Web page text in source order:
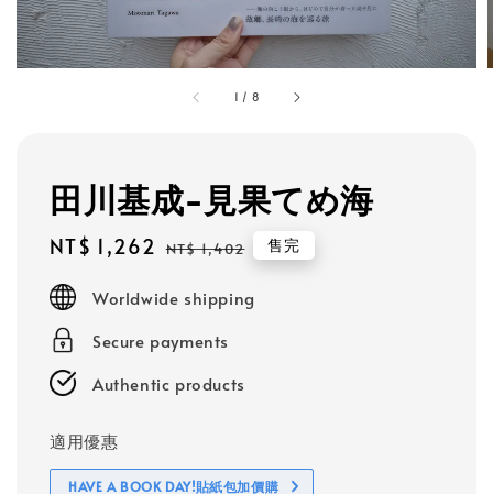
1 / 8
田川基成-見果てめ海
Sale
NT$ 1,262 Regular
NT$ 1,402 售完
Worldwide shipping
Secure payments
Authentic products
適用優惠
HAVE A BOOK DAY!貼紙包加價購